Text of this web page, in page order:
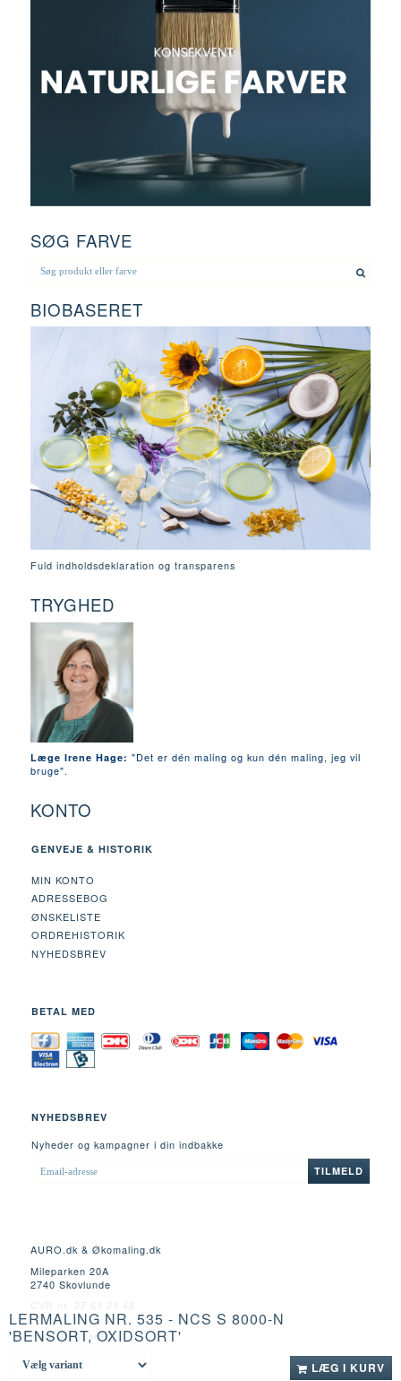
SØG FARVE
BIOBASERET
Fuld indholdsdeklaration og transparens
TRYGHED
Læge Irene Hage: "Det er dén maling og kun dén maling, jeg vil
bruge".
KONTO
GENVEJE & HISTORIK
MIN KONTO
ADRESSEBOG
ØNSKELISTE
ORDREHISTORIK
NYHEDSBREV
BETAL MED
NYHEDSBREV
Nyheder og kampagner i din indbakke
ADRESSE
TILMELD
AURO.dk & Økomaling.dk
Mileparken 20A
2740 Skovlunde
Fortrydelsesret
LERMALING NR. 535 - NCS S 8000-N
'BENSORT, OXIDSORT'
LÆG I KURV